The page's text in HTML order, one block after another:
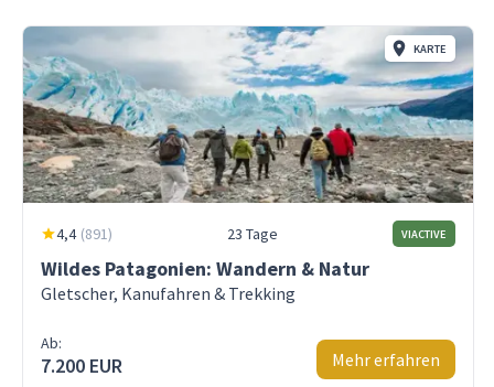
KARTE
4,4 (891) 23 Tage VIACTIVE
Wildes Patagonien: Wandern & Natur
Gletscher, Kanufahren & Trekking
Ab:
7.200 EUR Mehr erfahren